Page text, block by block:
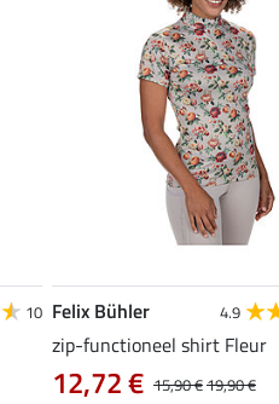
10 Felix Bühler 4.9
zip-functioneel shirt Fleur
15,90 €19,90 €
12,72 €